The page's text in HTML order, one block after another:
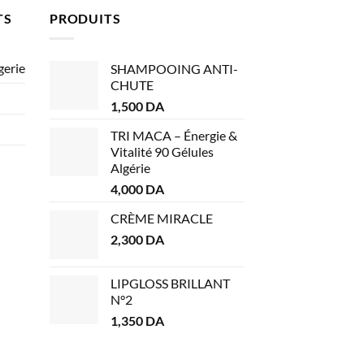
PRODUITS
SHAMPOOING ANTI-
CHUTE
1,500 DA
TRI MACA – Énergie &
Vitalité 90 Gélules
Algérie
4,000 DA
CRÈME MIRACLE
2,300 DA
LIPGLOSS BRILLANT
N°2
1,350 DA